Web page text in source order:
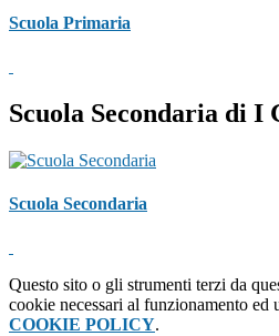
Scuola Primaria
Scuola Secondaria di I
Scuola Secondaria
Questo sito o gli strumenti terzi da
cookie necessari al funzionamento
COOKIE POLICY.